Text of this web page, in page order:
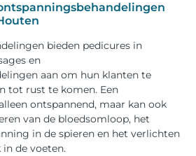
bieden pedicures in
en
aan om hun klanten te
tot rust te komen. Een
ontspannend, maar kan ook
van de bloedsomloop, het
in de spieren en het verlichten
de voeten.